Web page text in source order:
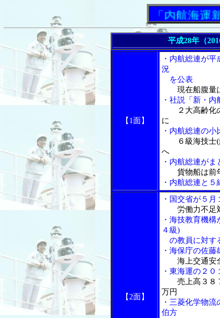
「内航海運新聞
平成28年（
【1面】
・内航総連が
況
を公表
現在船腹量
・社説「新・
２大高齢
に
・内航総連の
６級海技
へ
・内航総連が
貨物船は前
・内航総連と
【2面】
・国交省が５
労働力不足
・海技教育機
４級)
の教員に対す
・海保庁の佐
海上交通安
・東海運の２
売上高３８
万円
・三菱化学物
伯方